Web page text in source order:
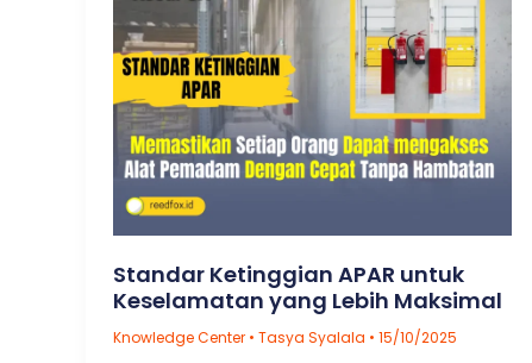
Standar Ketinggian APAR untuk
Keselamatan yang Lebih Maksimal
Knowledge Center• Tasya Syalala • 15/10/2025